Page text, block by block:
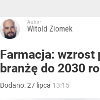
Autor:
Witold Ziomek
Farmacja: wzrost
branżę do 2030
Dodano:27 lipca 13:15